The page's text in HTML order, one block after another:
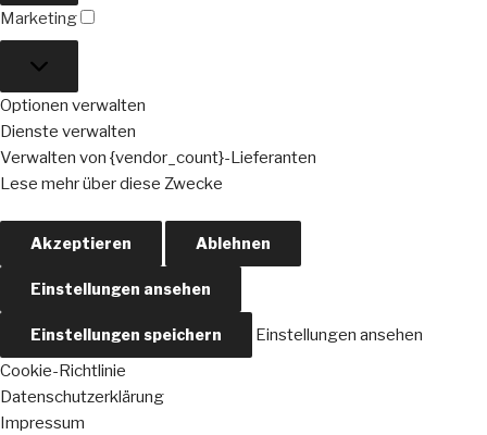
Marketing
Optionen verwalten
Dienste verwalten
Verwalten von {vendor_count}-Lieferanten
Lese mehr über diese Zwecke
Akzeptieren Ablehnen
Einstellungen ansehen
Einstellungen speichern
Einstellungen ansehen
Cookie-Richtlinie
Datenschutzerklärung
Impressum